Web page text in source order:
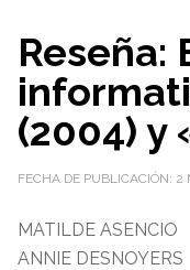
(2004) y
FECHA DE PUBLICACIÓN: 2
MATILDE ASENCIO
ANNIE DESNOYERS